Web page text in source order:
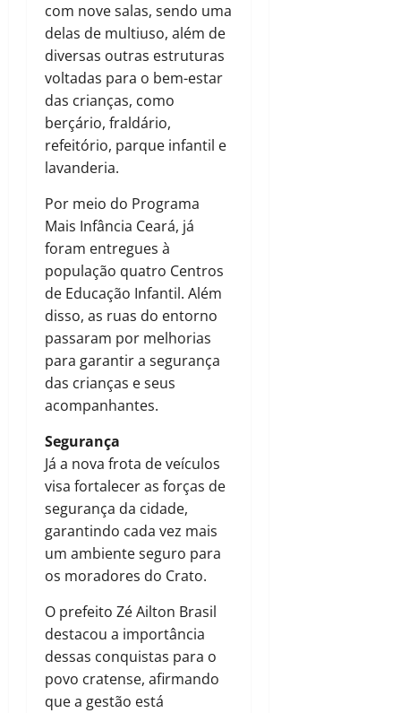
com nove salas, sendo uma
delas de multiuso, além de
diversas outras estruturas
voltadas para o bem-estar
das crianças, como
berçário, fraldário,
refeitório, parque infantil e
lavanderia.
Por meio do Programa
Mais Infância Ceará, já
foram entregues à
população quatro Centros
de Educação Infantil. Além
disso, as ruas do entorno
passaram por melhorias
para garantir a segurança
das crianças e seus
acompanhantes.
Segurança
Já a nova frota de veículos
visa fortalecer as forças de
segurança da cidade,
garantindo cada vez mais
um ambiente seguro para
os moradores do Crato.
O prefeito Zé Ailton Brasil
destacou a importância
dessas conquistas para o
povo cratense, afirmando
que a gestão está